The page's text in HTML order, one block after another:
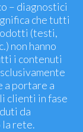
– diagnostici
che tutti
(testi,
non hanno
i contenuti
a portare a
clienti in fase
da
la rete.